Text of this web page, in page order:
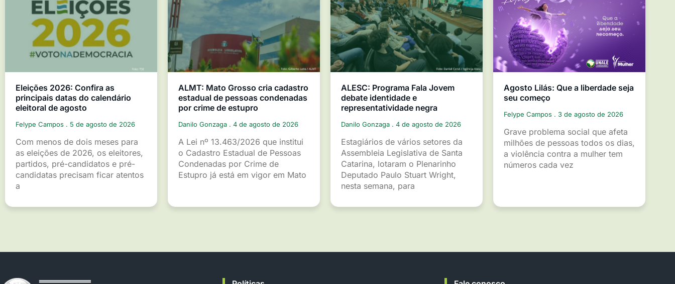
Eleições 2026: Confira as
principais datas do calendário
eleitoral de agosto
Felype Campos 5 de agosto de 2026
Com menos de dois meses para
as eleições de 2026, os eleitores,
partidos, pré-candidatos e pré-
candidatas precisam ficar atentos
a
ALMT: Mato Grosso cria cadastro
estadual de pessoas condenadas
por crime de estupro
Danilo Gonzaga 4 de agosto de 2026
A Lei nº 13.463/2026 que institui
o Cadastro Estadual de Pessoas
Condenadas por Crime de
Estupro já está em vigor em Mato
ALESC: Programa Fala Jovem
debate identidade e
representatividade negra
Danilo Gonzaga 4 de agosto de 2026
Estagiários de vários setores da
Assembleia Legislativa de Santa
Catarina, lotaram o Plenarinho
Deputado Paulo Stuart Wright,
nesta semana, para
Agosto Lilás: Que a liberdade seja
seu começo
Felype Campos 3 de agosto de 2026
Grave problema social que afeta
milhões de pessoas todos os dias,
a violência contra a mulher tem
números cada vez